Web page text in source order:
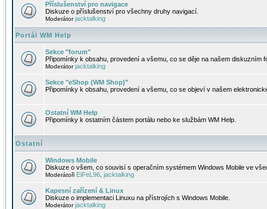
Příslušenství pro navigace
Diskuze o příslušenství pro všechny druhy navigací.
Moderátorjacktalking
Portál WM Help
Sekce "forum"
Připomínky k obsahu, provedení a všemu, co se děje na našem diskuzním
Moderátorjacktalking
Sekce "eShop (WM Shop)"
Připomínky k obsahu, provedení a všemu, co se objeví v našem
Ostatní WM Help
Připomínky k ostatním částem portálu nebo ke službám WM Help.
Ostatní
Windows Mobile
Diskuze o všem, co souvisí s operačním systémem Windows Mobile ve
Moderátoři EiFeL96 jacktalking
Kapesní zařízení & Linux
Diskuze o implementaci Linuxu na přístrojích s Windows Mobile.
Moderátorjacktalking